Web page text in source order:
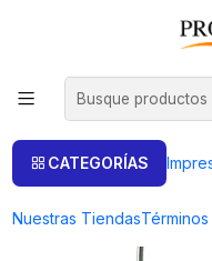
CATEGORÍAS
Nuestras Tiendas
ANILLERO ALUMINIO